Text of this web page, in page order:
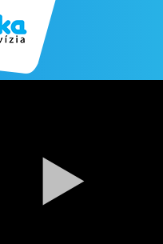
Tvrdošovciach